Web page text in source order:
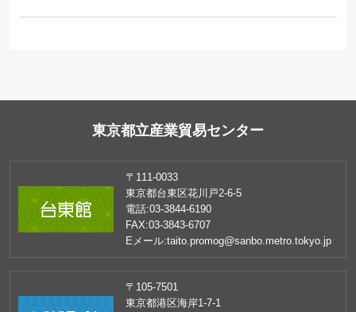
東京都立産業貿易センター
〒111-0033
東京都台東区花川戸2-6-5
電話:03-3844-6190
FAX:03-3843-6707
Eメール:taito.promog@sanbo.metro.tokyo.jp
〒105-7501
東京都港区海岸1-7-1